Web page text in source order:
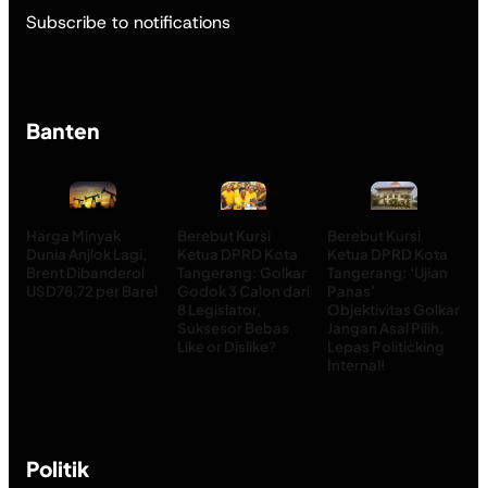
Subscribe to notifications
Banten
Harga Minyak
Dunia Anjlok Lagi,
Brent Dibanderol
USD78,72 per Barel
Berebut Kursi
Ketua DPRD Kota
Tangerang: Golkar
Godok 3 Calon dari
8 Legislator,
Suksesor Bebas
Like or Dislike?
Berebut Kursi
Ketua DPRD Kota
Tangerang: ‘Ujian
Panas’
Objektivitas Golkar
Jangan Asal Pilih,
Lepas Politicking
Internal!
Politik